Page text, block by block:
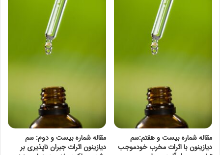
مقاله شماره بیست و هفتم:سم
دیازینون با اثرات مخرب خودموجب
مقاله شماره بیست و دوم: سم
دیازینون اثرات جبران ناپذیری بر